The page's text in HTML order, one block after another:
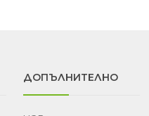
ДОПЪЛНИТЕЛНО